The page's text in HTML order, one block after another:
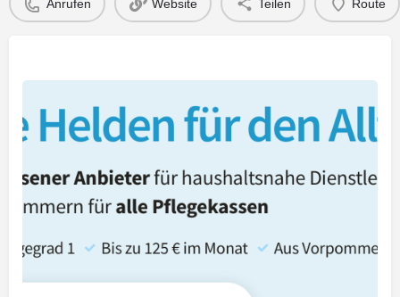
Anrufen Website Teilen Route